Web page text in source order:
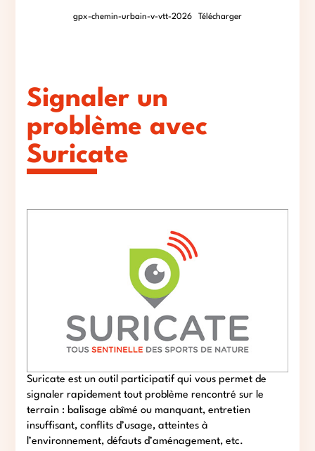
gpx-chemin-urbain-v-vtt-2026 Télécharger
Signaler un
problème avec
Suricate
Suricate est un outil participatif qui vous permet de
signaler rapidement tout problème rencontré sur le
terrain : balisage abîmé ou manquant, entretien
insuffisant, conflits d’usage, atteintes à
l’environnement, défauts d’aménagement, etc.